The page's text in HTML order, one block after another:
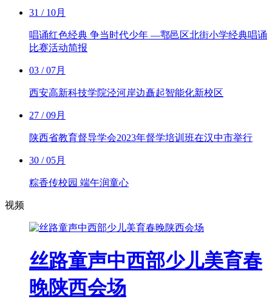
31 / 10月
唱诵红色经典 争当时代少年 —鄠邑区北街小学经典唱诵
比赛活动简报
03 / 07月
西安高新科技学院泾河岸边矗起智能化新校区
27 / 09月
陕西省教育督导学会2023年督学培训班在汉中市举行
30 / 05月
粽香传校园 端午润童心
视频
丝路童声中西部少儿美育春
晚陕西会场